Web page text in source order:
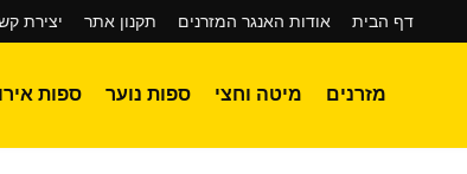
דף הבית אודות האנגר המזרנים תקנון אתר יצירת
מזרנים מיטה וחצי ספות נוער ספות